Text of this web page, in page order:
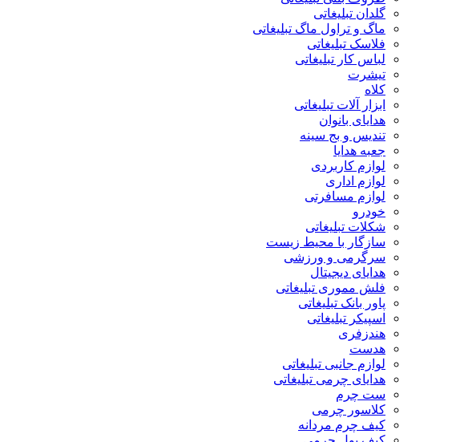
گلدان تبلیغاتی
ماگ و تراول ماگ تبلیغاتی
فلاسک تبلیغاتی
لباس کار تبلیغاتی
تیشرت
کلاه
ابزار آلات تبلیغاتی
هدایای بانوان
تندیس و بج سینه
جعبه هدایا
لوازم کاربردی
لوازم اداری
لوازم مسافرتی
خودرو
شکلات تبلیغاتی
سازگار با محیط زیست
سرگرمی و ورزشی
هدایای دیجیتال
فلش مموری تبلیغاتی
پاور بانک تبلیغاتی
اسپیکر تبلیغاتی
هندزفری
هدست
لوازم جانبی تبلیغاتی
هدایای چرمی تبلیغاتی
ست چرم
کلاسور چرمی
کیف چرم مردانه